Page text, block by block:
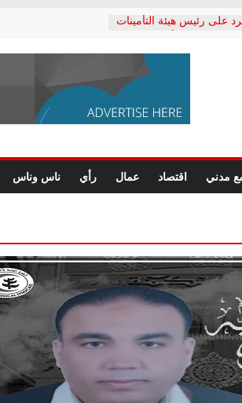
على رئيس هيئة التأمينات
المعاشات.. ونطالب بكشف
يكتب: القطاع الصحي إلى
الشعبي يطلق لجنة “الحق
النهائية للقرار
الصحفيين.. وانتهاء أعمال
المحاكمة العادلة
مدني اقتصاد عمال رأي ناس وناس